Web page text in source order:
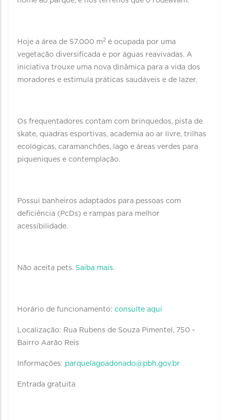
Hoje a área de 57.000 m 2 é ocupada por uma
vegetação diversificada e por águas reavivadas. A
iniciativa trouxe uma nova dinâmica para a vida dos
moradores e estimula práticas saudáveis e de lazer.
Os frequentadores contam com brinquedos, pista de
skate, quadras esportivas, academia ao ar livre, trilhas
ecológicas, caramanchões, lago e áreas verdes para
piqueniques e contemplação.
Possui banheiros adaptados para pessoas com
deficiência (PcDs) e rampas para melhor
acessibilidade.
Não aceita pets. Saiba mais.
Horário de funcionamento: consulte aqui
Localização: Rua Rubens de Souza Pimentel, 750 -
Bairro Aarão Reis
Informações: parquelagoadonado@pbh.gov.br
Entrada gratuita